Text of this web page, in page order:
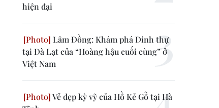
hiện đại
Lâm Đồng: Khám phá Dinh thự
tại Đà Lạt của “Hoàng hậu cuối cùng” ở
Việt Nam
Vẻ đẹp kỳ vỹ của Hồ Kẻ Gỗ tại Hà